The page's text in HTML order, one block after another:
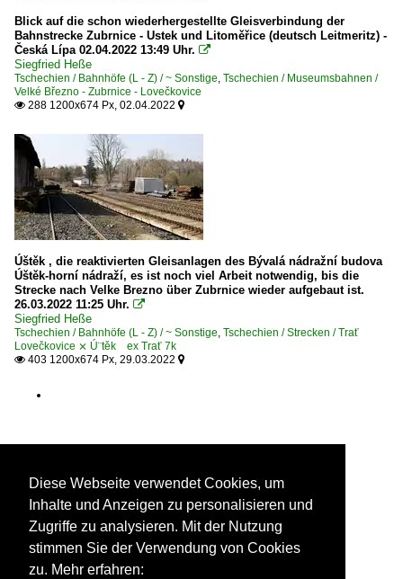
Blick auf die schon wiederhergestellte Gleisverbindung der
Bahnstrecke Zubrnice - Ustek und Litoměřice (deutsch Leitmeritz) -
Česká Lípa 02.04.2022 13:49 Uhr. 
Siegfried Heße
Tschechien / Bahnhöfe (L - Z) / ~ Sonstige, Tschechien / Museumsbahnen /
Velké Březno - Zubrnice - Lovečkovice
 288 1200x674 Px, 02.04.2022 
Úštěk , die reaktivierten Gleisanlagen des Bývalá nádražní budova
Úštěk-horní nádraží, es ist noch viel Arbeit notwendig, bis die
Strecke nach Velke Brezno über Zubrnice wieder aufgebaut ist.
26.03.2022 11:25 Uhr. 
Siegfried Heße
Tschechien / Bahnhöfe (L - Z) / ~ Sonstige, Tschechien / Strecken / Trať
Lovečkovice ⨯ Ú¨těk ex Trať 7k
 403 1200x674 Px, 29.03.2022 
Diese Webseite verwendet Cookies, um
Inhalte und Anzeigen zu personalisieren und
Zugriffe zu analysieren. Mit der Nutzung
stimmen Sie der Verwendung von Cookies
zu. Mehr erfahren: